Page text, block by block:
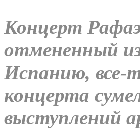
Концерт
отмененный
Испанию, все-
концерта
выступлений